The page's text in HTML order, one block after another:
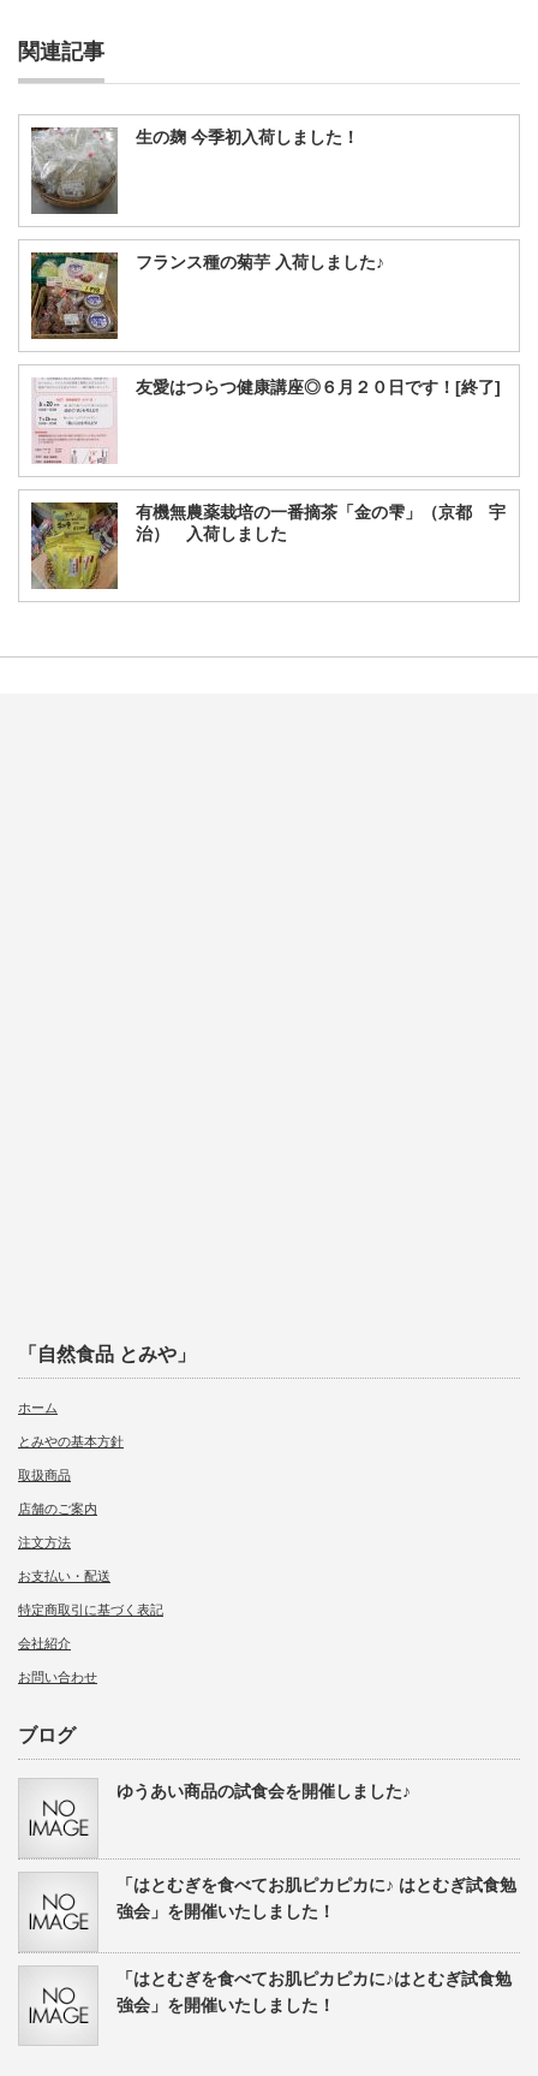
関連記事
生の麹 今季初入荷しました！
フランス種の菊芋 入荷しました♪
友愛はつらつ健康講座◎６月２０日です！[終了]
有機無農薬栽培の一番摘茶「金の雫」（京都 宇
治） 入荷しました
「自然食品 とみや」
ホーム
とみやの基本方針
取扱商品
店舗のご案内
注文方法
お支払い・配送
特定商取引に基づく表記
会社紹介
お問い合わせ
ブログ
ゆうあい商品の試食会を開催しました♪
「はとむぎを食べてお肌ピカピカに♪ はとむぎ試食勉
強会」を開催いたしました！
「はとむぎを食べてお肌ピカピカに♪はとむぎ試食勉
強会」を開催いたしました！